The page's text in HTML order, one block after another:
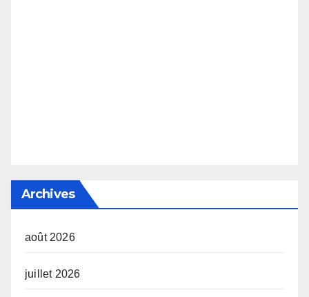
Archives
août 2026
juillet 2026